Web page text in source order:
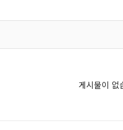
게시물이 없